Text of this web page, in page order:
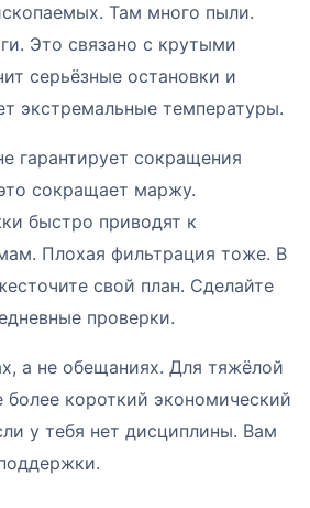
Там много пыли.
Это связано с крутыми
серьёзные остановки и
экстремальные температуры.
гарантирует сокращения
сокращает маржу.
быстро приводят к
Плохая фильтрация тоже. В
свой план. Сделайте
проверки.
а не обещаниях. Для тяжёлой
более короткий экономический
у тебя нет дисциплины. Вам